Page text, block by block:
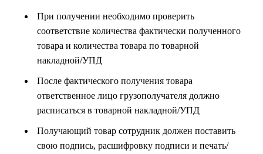
При получении необходимо проверить
соответствие количества фактически полученного
товара и количества товара по товарной
накладной/УПД
После фактического получения товара
ответственное лицо грузополучателя должно
расписаться в товарной накладной/УПД
Получающий товар сотрудник должен поставить
свою подпись, расшифровку подписи и печать/